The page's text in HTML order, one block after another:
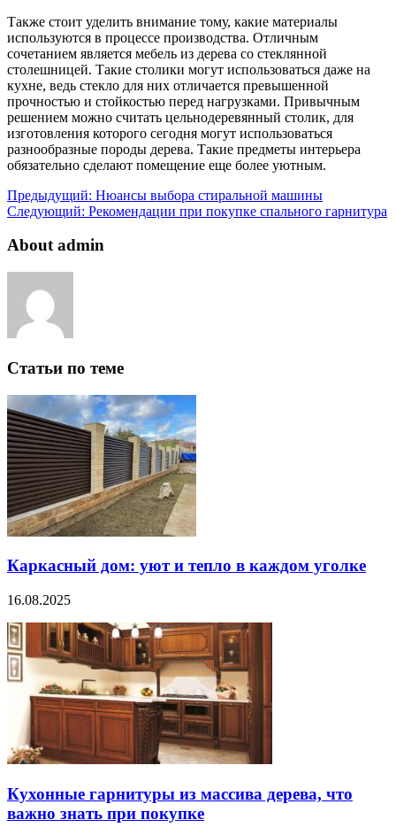
Также стоит уделить внимание тому, какие материалы
используются в процессе производства. Отличным
сочетанием является мебель из дерева со стеклянной
столешницей. Такие столики могут использоваться даже на
кухне, ведь стекло для них отличается превышенной
прочностью и стойкостью перед нагрузками. Привычным
решением можно считать цельнодеревянный столик, для
изготовления которого сегодня могут использоваться
разнообразные породы дерева. Такие предметы интерьера
обязательно сделают помещение еще более уютным.
Предыдущий: Нюансы выбора стиральной машины
Следующий: Рекомендации при покупке спального гарнитура
About admin
Статьи по теме
Каркасный дом: уют и тепло в каждом уголке
16.08.2025
Кухонные гарнитуры из массива дерева, что
важно знать при покупке